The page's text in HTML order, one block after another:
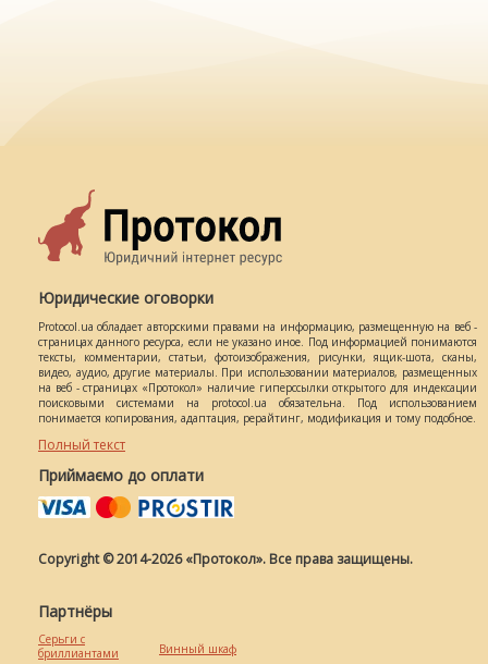
Юридические оговорки
Protocol.ua обладает авторскими правами на информацию, размещенную на веб -
страницах данного ресурса, если не указано иное. Под информацией понимаются
тексты, комментарии, статьи, фотоизображения, рисунки, ящик-шота, сканы,
видео, аудио, другие материалы. При использовании материалов, размещенных
на веб - страницах «Протокол» наличие гиперссылки открытого для индексации
поисковыми системами на protocol.ua обязательна. Под использованием
понимается копирования, адаптация, рерайтинг, модификация и тому подобное.
Полный текст
Приймаємо до оплати
Copyright © 2014-2026 «Протокол». Все права защищены.
Партнёры
Серьги с
бриллиантами
Винный шкаф